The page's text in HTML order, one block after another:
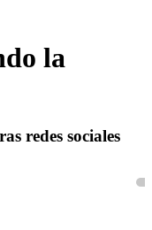
la
redes sociales